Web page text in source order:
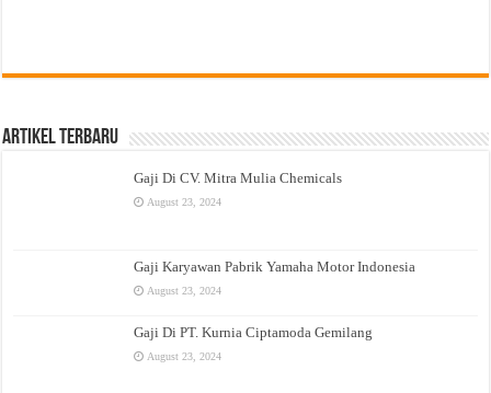
Artikel Terbaru
Gaji Di CV. Mitra Mulia Chemicals
August 23, 2024
Gaji Karyawan Pabrik Yamaha Motor Indonesia
August 23, 2024
Gaji Di PT. Kurnia Ciptamoda Gemilang
August 23, 2024